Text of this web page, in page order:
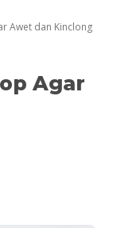
Awet dan Kinclong
Agar